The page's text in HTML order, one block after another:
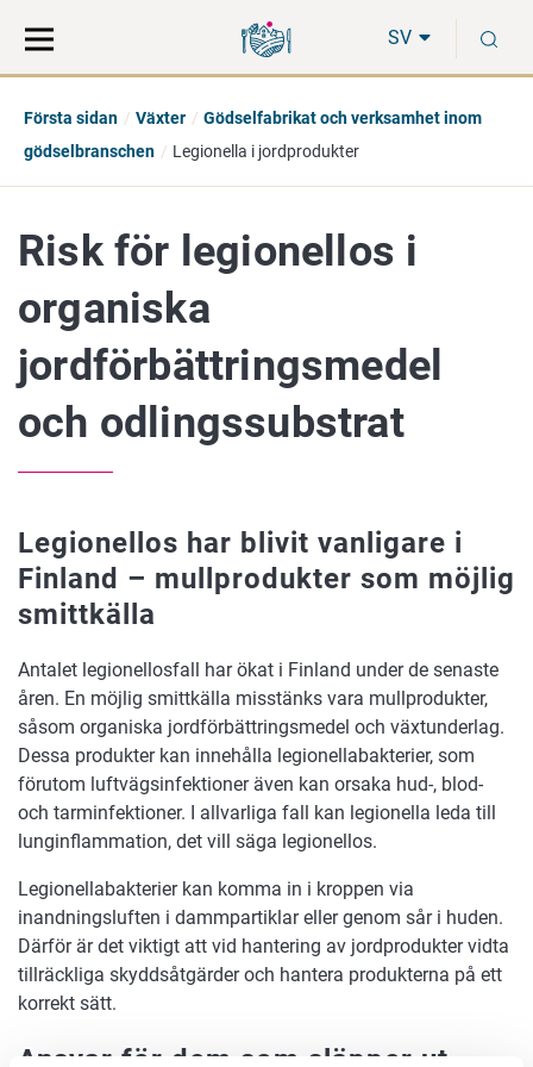
direkt
till
på
hela
SV
Första sidan Växter
Gödselfabrikat och verksamhet inom
gödselbranschen
Legionella i jordprodukter
Risk för legionellos i
organiska
jordförbättringsmedel
och odlingssubstrat
Legionellos har blivit vanligare i
Finland – mullprodukter som möjlig
smittkälla
Antalet legionellosfall har ökat i Finland under de senaste
åren. En möjlig smittkälla misstänks vara mullprodukter,
såsom organiska jordförbättringsmedel och växtunderlag.
Dessa produkter kan innehålla legionellabakterier, som
förutom luftvägsinfektioner även kan orsaka hud-, blod-
och tarminfektioner. I allvarliga fall kan legionella leda till
lunginflammation, det vill säga legionellos.
Legionellabakterier kan komma in i kroppen via
inandningsluften i dammpartiklar eller genom sår i huden.
Därför är det viktigt att vid hantering av jordprodukter vidta
tillräckliga skyddsåtgärder och hantera produkterna på ett
korrekt sätt.
Ansvar för dem som släpper ut